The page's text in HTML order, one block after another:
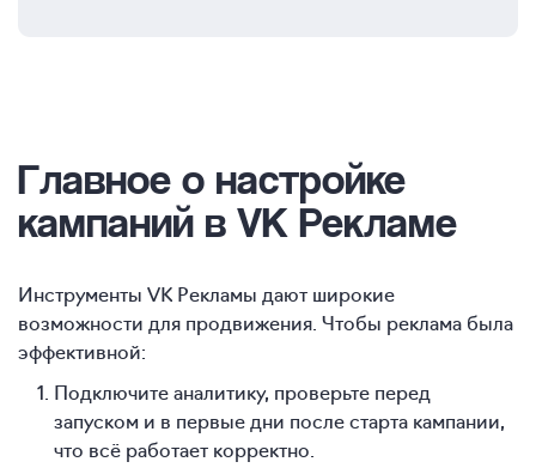
Главное о настройке
кампаний в VK Рекламе
Инструменты VK Рекламы дают широкие
возможности для продвижения. Чтобы реклама была
эффективной:
Подключите аналитику, проверьте перед
запуском и в первые дни после старта кампании,
что всё работает корректно.